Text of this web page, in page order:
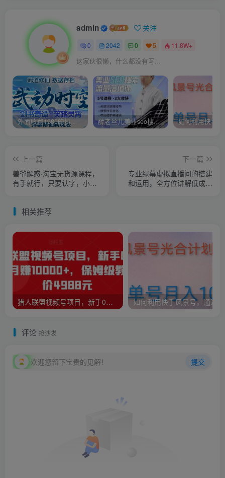
admin 关注
0 2042 0 5 11.8W+
这家伙很懒，什么都没有写...
外面收费1980的抖音武动时空直播项目，无需真人出镜，实时互动直播【软件+详细教程】 薛老丝儿美业seo搜索流量落地课，一周暴涨20w粉丝，全干货讲解
上一篇
兽爷解惑·淘宝无货源课程，
有手就行，只要认字，小学
下一篇
专业绿幕虚拟直播间的搭建
和运用，全方位讲解低成本
相关推荐
猎人联盟视频号项目，新手0基础轻松月赚10000+，保姆级教程原价4988元
评论 抢沙发
欢迎您留下宝贵的见解！ 提交